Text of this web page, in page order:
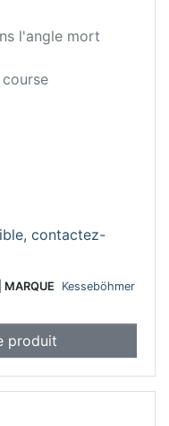
l'angle mort
contactez-
MARQUE Kesseböhmer
produit